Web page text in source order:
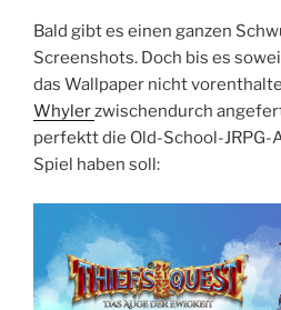
Bald gibt es einen ganzen
Screenshots. Doch bis es
das Wallpaper nicht
Whylerzwischendurch
perfektt die Old-School-JRPG-
Spiel haben soll: